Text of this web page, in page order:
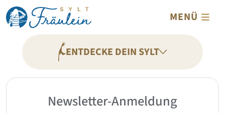
Direkt zum Inhalt
MENÜ
ENTDECKE DEIN SYLT
Newsletter-Anmeldung